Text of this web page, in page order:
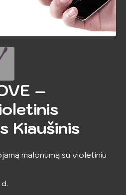
–
Kiaušinis
malonumą su violetiniu